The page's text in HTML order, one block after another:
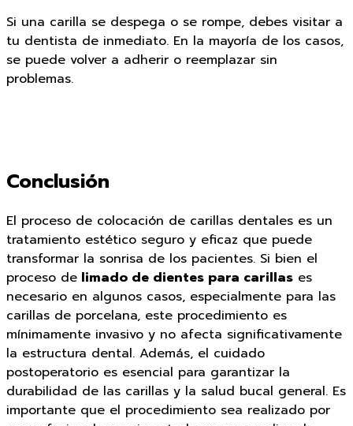
Si una carilla se despega o se rompe, debes visitar a
tu dentista de inmediato. En la mayoría de los casos,
se puede volver a adherir o reemplazar sin
problemas.
Conclusión
El proceso de colocación de carillas dentales es un
tratamiento estético seguro y eficaz que puede
transformar la sonrisa de los pacientes. Si bien el
proceso de limado de dientes para carillas es
necesario en algunos casos, especialmente para las
carillas de porcelana, este procedimiento es
mínimamente invasivo y no afecta significativamente
la estructura dental. Además, el cuidado
postoperatorio es esencial para garantizar la
durabilidad de las carillas y la salud bucal general. Es
importante que el procedimiento sea realizado por